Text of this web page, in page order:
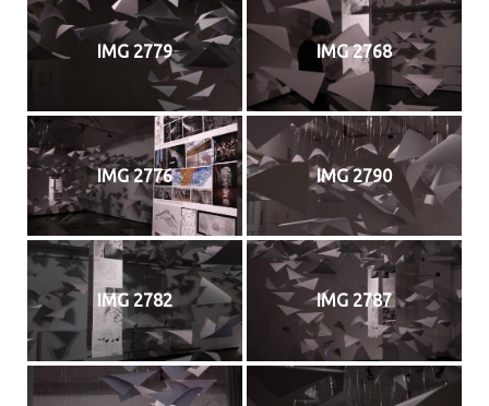
IMG 2779 IMG 2768
IMG 2776 IMG 2790
IMG 2782 IMG 2787